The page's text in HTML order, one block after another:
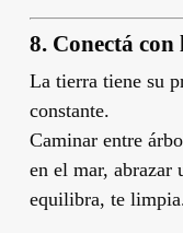
8. Conectá
La tierra tiene su
constante.
Caminar entre
en el mar,
equilibra, te